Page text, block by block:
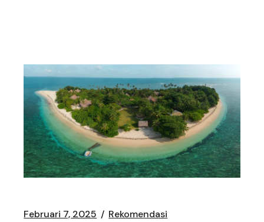
Februari 7, 2025 Rekomendasi